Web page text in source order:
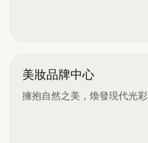
美妝品牌中心
擁抱自然之美，煥發現代光彩